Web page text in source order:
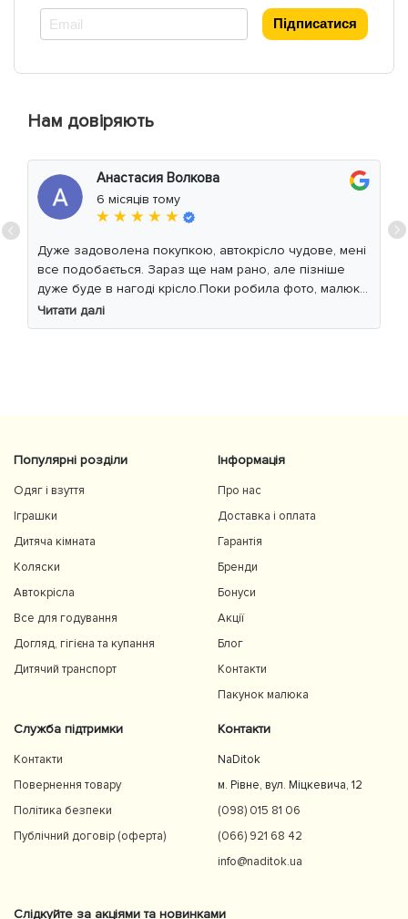
Підписатися
Нам довіряють
Анастасия Волкова
6 місяців тому
★ ★ ★ ★ ★
Дуже задоволена покупкою, автокрісло чудове, мені
все подобається. Зараз ще нам рано, але пізніше
дуже буде в нагоді крісло.Поки робила фото, малюк
уважно читав інструкцію 😁
Читати далі
Популярні розділи
Одяг і взуття
Іграшки
Дитяча кімната
Коляски
Автокрісла
Все для годування
Догляд, гігієна та купання
Дитячий транспорт
Інформація
Про нас
Доставка і оплата
Гарантія
Бренди
Бонуси
Акції
Блог
Контакти
Пакунок малюка
Служба підтримки
Контакти
Повернення товару
Політика безпеки
Публічний договір (оферта)
Контакти
NaDitok
м. Рівне, вул. Міцкевича, 12
(098) 015 81 06
(066) 921 68 42
info@naditok.ua
Слідкуйте за акціями та новинками